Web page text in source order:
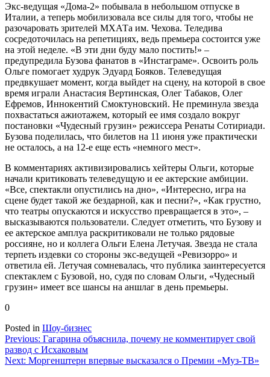
Экс-ведущая «Дома-2» побывала в небольшом отпуске в
Италии, а теперь мобилизовала все силы для того, чтобы не
разочаровать зрителей МХАТа им. Чехова. Теледива
сосредоточилась на репетициях, ведь премьера состоится уже
на этой неделе. «В эти дни буду мало постить!» –
предупредила Бузова фанатов в «Инстаграме». Освоить роль
Ольге помогает худрук Эдуард Бояков. Телеведущая
предвкушает момент, когда выйдет на сцену, на которой в свое
время играли Анастасия Вертинская, Олег Табаков, Олег
Ефремов, Иннокентий Смоктуновский. Не преминула звезда
похвастаться ажиотажем, который ее имя создало вокруг
постановки «Чудесный грузин» режиссера Ренаты Сотириади.
Бузова поделилась, что билетов на 11 июня уже практически
не осталось, а на 12-е еще есть «немного мест».
В комментариях активизировались хейтеры Ольги, которые
начали критиковать телеведущую и ее актерские амбиции.
«Все, спектакли опустились на дно», «Интересно, игра на
сцене будет такой же бездарной, как и песни?», «Как грустно,
что театры опускаются и искусство превращается в это», –
высказываются пользователи. Следует отметить, что Бузову и
ее актерское амплуа раскритиковали не только рядовые
россияне, но и коллега Ольги Елена Летучая. Звезда не стала
терпеть издевки со стороны экс-ведущей «Ревизорро» и
ответила ей. Летучая сомневалась, что публика заинтересуется
спектаклем с Бузовой, но, судя по словам Ольги, «Чудесный
грузин» имеет все шансы на аншлаг в день премьеры.
0
Posted in Шоу-бизнес
Навигация
по
Previous: Гагарина объяснила, почему не комментирует свой
развод с Исхаковым
Next: Моргенштерн впервые высказался о Премии «Муз-ТВ»